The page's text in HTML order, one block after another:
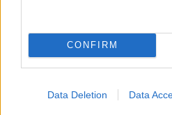
CONFIRM
Data Deletion Data
προσελκύει πολλές
τουριστικές
οποία ξαναμπαίνει
τουριστικό χάρτη
. Πώς